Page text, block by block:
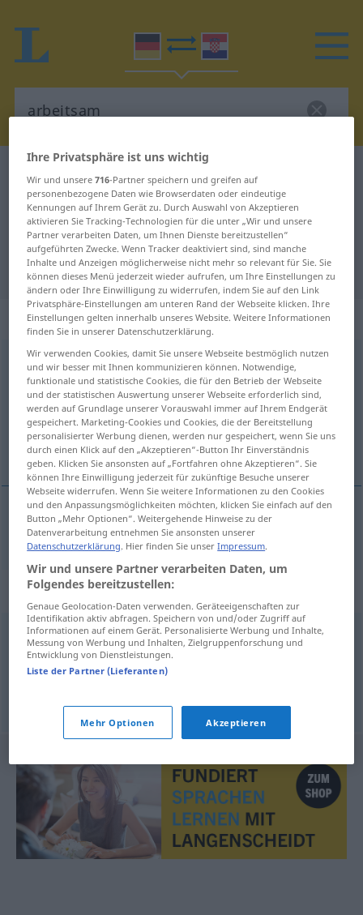
Deutsch-Kroatisch Übersetzung für
"arbeitsam"
"arbeitsam" Kroatisch Übersetzung
„arbeitsam“: Adjektiv
arbeitsamadj
Übersicht aller Übersetzungen
(Für mehr Details die Übersetzung anklicken/antippen)
marljiv, radin, vrijedan
marljiv, radin,vrijedan arbeitsam
Synonyme für "arbeitsam"
tatkräftig,engagiert,produktiv,energisch,fleißig
strebsam,tüchtig
© OpenThesaurus.de
Ihre Privatsphäre ist uns wichtig
Wir und unsere716-Partner speichern und greifen auf
personenbezogene Daten wie Browserdaten oder eindeutige
Kennungen auf Ihrem Gerät zu. Durch Auswahl von Akzeptieren
aktivieren Sie Tracking-Technologien für die unter „Wir und unsere
Partner verarbeiten Daten, um Ihnen Dienste bereitzustellen“
aufgeführten Zwecke. Wenn Tracker deaktiviert sind, sind manche
Inhalte und Anzeigen möglicherweise nicht mehr so relevant für Sie. Sie
können dieses Menü jederzeit wieder aufrufen, um Ihre Einstellungen zu
ändern oder Ihre Einwilligung zu widerrufen, indem Sie auf den Link
Privatsphäre-Einstellungen am unteren Rand der Webseite klicken. Ihre
Einstellungen gelten innerhalb unseres Website. Weitere Informationen
finden Sie in unserer Datenschutzerklärung.
Wir verwenden Cookies, damit Sie unsere Webseite bestmöglich nutzen
und wir besser mit Ihnen kommunizieren können. Notwendige,
funktionale und statistische Cookies, die für den Betrieb der Webseite
und der statistischen Auswertung unserer Webseite erforderlich sind,
werden auf Grundlage unserer Vorauswahl immer auf Ihrem Endgerät
gespeichert. Marketing-Cookies und Cookies, die der Bereitstellung
personalisierter Werbung dienen, werden nur gespeichert, wenn Sie uns
durch einen Klick auf den „Akzeptieren“-Button Ihr Einverständnis
geben. Klicken Sie ansonsten auf „Fortfahren ohne Akzeptieren“. Sie
können Ihre Einwilligung jederzeit für zukünftige Besuche unserer
Webseite widerrufen. Wenn Sie weitere Informationen zu den Cookies
und den Anpassungsmöglichkeiten möchten, klicken Sie einfach auf den
Button „Mehr Optionen“. Weitergehende Hinweise zu der
Datenverarbeitung entnehmen Sie ansonsten unserer
Datenschutzerklärung. Hier finden Sie unserImpressum.
Wir und unsere Partner verarbeiten Daten, um
Folgendes bereitzustellen:
Genaue Geolocation-Daten verwenden. Geräteeigenschaften zur
Identifikation aktiv abfragen. Speichern von und/oder Zugriff auf
Informationen auf einem Gerät. Personalisierte Werbung und Inhalte,
Messung von Werbung und Inhalten, Zielgruppenforschung und
Entwicklung von Dienstleistungen.
Liste der Partner (Lieferanten)
Mehr Optionen Akzeptieren